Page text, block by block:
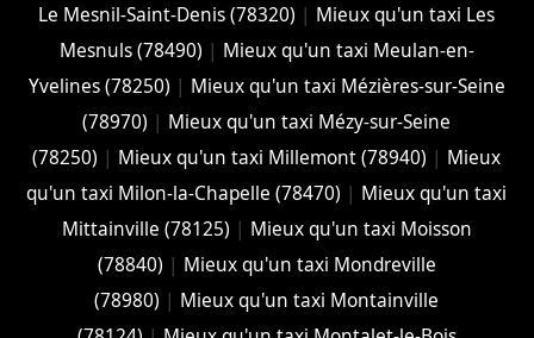
Le Mesnil-Saint-Denis (78320) | Mieux qu'un taxi Les
Mesnuls (78490) | Mieux qu'un taxi Meulan-en-
Yvelines (78250) | Mieux qu'un taxi Mézières-sur-Seine
(78970) | Mieux qu'un taxi Mézy-sur-Seine
(78250) | Mieux qu'un taxi Millemont (78940) | Mieux
qu'un taxi Milon-la-Chapelle (78470) | Mieux qu'un taxi
Mittainville (78125) | Mieux qu'un taxi Moisson
(78840) | Mieux qu'un taxi Mondreville
(78980) | Mieux qu'un taxi Montainville